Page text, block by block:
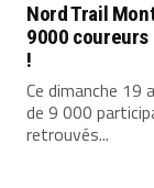
Nord Trail
9000 coureurs
!
Ce dimanche 19
de 9 000
retrouvés...